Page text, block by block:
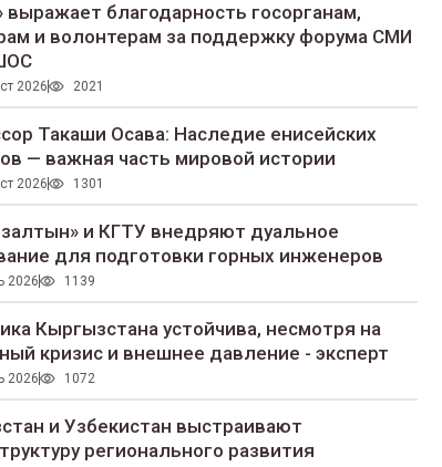
выражает благодарность госорганам,
и волонтерам за поддержку форума СМИ
2026 2021
Такаши Осава: Наследие енисейских
— важная часть мировой истории
2026 1301
и КГТУ внедряют дуальное
для подготовки горных инженеров
2026 1139
Кыргызстана устойчива, несмотря на
кризис и внешнее давление - эксперт
2026 1072
и Узбекистан выстраивают
регионального развития